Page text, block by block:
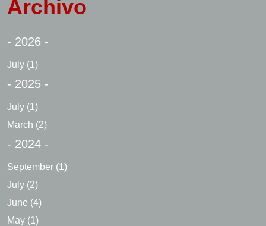
Archivo
- 2026 -
July (1)
- 2025 -
July (1)
March (2)
- 2024 -
September (1)
July (2)
June (4)
May (1)